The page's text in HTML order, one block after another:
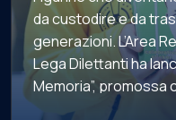
da custodire e da
generazioni. L’Area
Lega Dilettanti ha
Memoria”, promossa
Associazione